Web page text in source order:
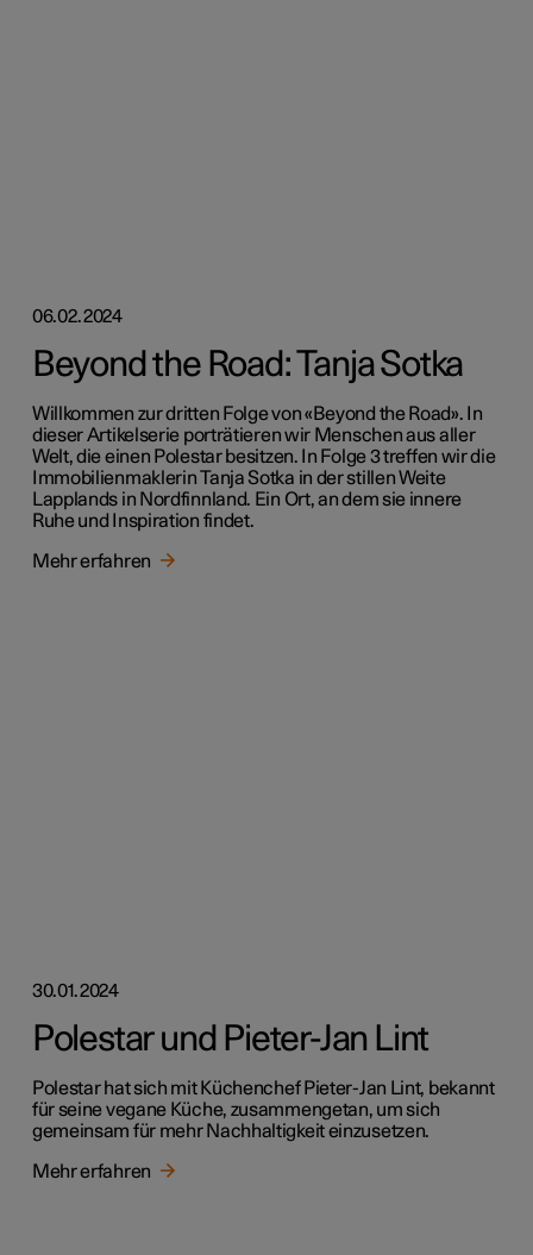
06.02.2024
Beyond the Road: Tanja Sotka
Willkommen zur dritten Folge von «Beyond the Road». In
dieser Artikelserie porträtieren wir Menschen aus aller
Welt, die einen Polestar besitzen. In Folge 3 treffen wir die
Immobilienmaklerin Tanja Sotka in der stillen Weite
Lapplands in Nordfinnland. Ein Ort, an dem sie innere
Ruhe und Inspiration findet.
Mehr erfahren
30.01.2024
Polestar und Pieter-Jan Lint
Polestar hat sich mit Küchenchef Pieter-Jan Lint, bekannt
für seine vegane Küche, zusammengetan, um sich
gemeinsam für mehr Nachhaltigkeit einzusetzen.
Mehr erfahren